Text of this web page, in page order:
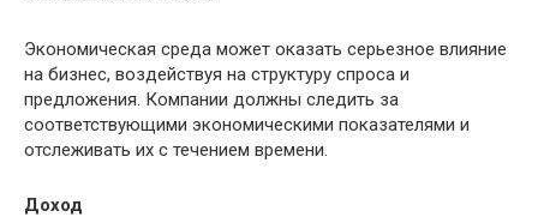
Экономическая среда может оказать серьезное влияние
на бизнес, воздействуя на структуру спроса и
предложения. Компании должны следить за
соответствующими экономическими показателями и
отслеживать их с течением времени.
Доход